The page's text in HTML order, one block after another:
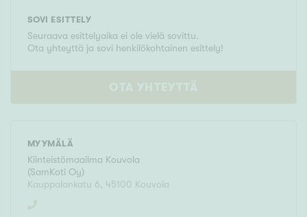
SOVI ESITTELY
Seuraava esittelyaika ei ole vielä sovittu.
Ota yhteyttä ja sovi henkilökohtainen esittely!
OTA YHTEYTTÄ
MYYMÄLÄ
Kiinteistömaailma Kouvola
(SamKoti Oy)
Kauppalankatu 6, 45100 Kouvola